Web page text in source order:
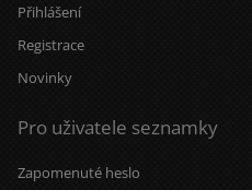
Přihlášení
Registrace
Novinky
Pro uživatele seznamky
Zapomenuté heslo